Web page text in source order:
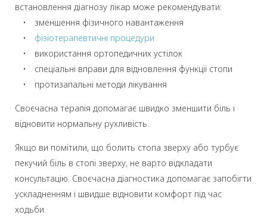
встановлення діагнозу лікар може рекомендувати:
• зменшення фізичного навантаження
• фізіотерапевтичні процедури
• використання ортопедичних устілок
• спеціальні вправи для відновлення функції стопи
• протизапальні методи лікування
Своєчасна терапія допомагає швидко зменшити біль і
відновити нормальну рухливість.
Якщо ви помітили, що болить стопа зверху або турбує
пекучий біль в стопі зверху, не варто відкладати
консультацію. Своєчасна діагностика допомагає запобігти
ускладненням і швидше відновити комфорт під час
ходьби.